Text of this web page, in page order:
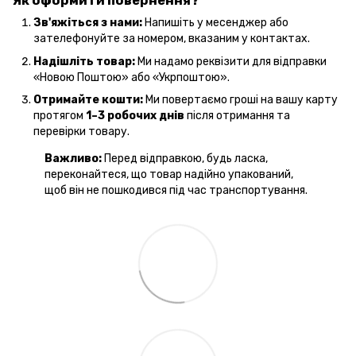
Зв'яжіться з нами: Напишіть у месенджер або
зателефонуйте за номером, вказаним у контактах.
Надішліть товар: Ми надамо реквізити для відправки
«Новою Поштою» або «Укрпоштою».
Отримайте кошти: Ми повертаємо гроші на вашу карту
протягом 1–3 робочих днів після отримання та
перевірки товару.
Важливо: Перед відправкою, будь ласка,
переконайтеся, що товар надійно упакований,
щоб він не пошкодився під час транспортування.